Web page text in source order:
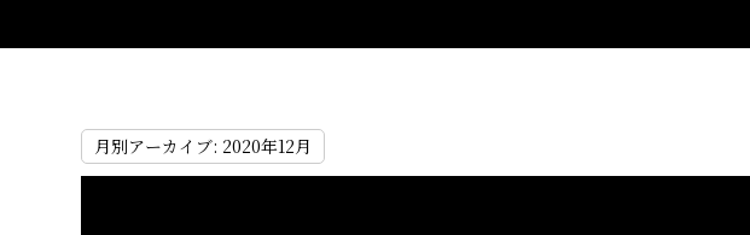
月別アーカイブ: 2020年12月